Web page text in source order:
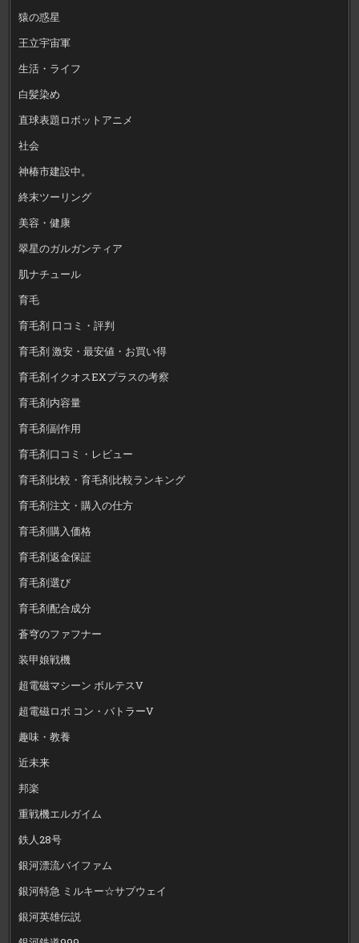
猿の惑星
王立宇宙軍
生活・ライフ
白髪染め
直球表題ロボットアニメ
社会
神椿市建設中。
終末ツーリング
美容・健康
翠星のガルガンティア
肌ナチュール
育毛
育毛剤 口コミ・評判
育毛剤 激安・最安値・お買い得
育毛剤イクオスEXプラスの考察
育毛剤内容量
育毛剤副作用
育毛剤口コミ・レビュー
育毛剤比較・育毛剤比較ランキング
育毛剤注文・購入の仕方
育毛剤購入価格
育毛剤返金保証
育毛剤選び
育毛剤配合成分
蒼穹のファフナー
装甲娘戦機
超電磁マシーン ボルテスV
超電磁ロボ コン・バトラーV
趣味・教養
近未来
邦楽
重戦機エルガイム
鉄人28号
銀河漂流バイファム
銀河特急 ミルキー☆サブウェイ
銀河英雄伝説